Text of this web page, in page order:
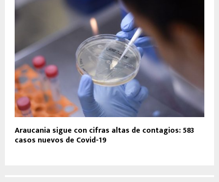
Araucania sigue con cifras altas de contagios: 583
casos nuevos de Covid-19